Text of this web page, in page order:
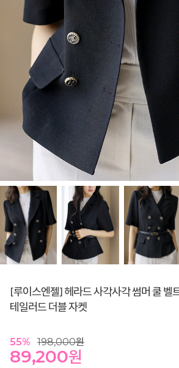
[루이스엔젤] 헤라드 사각사각 썸머 쿨 벨
테일러드 더블 자켓
55% 198,000원
89,200원